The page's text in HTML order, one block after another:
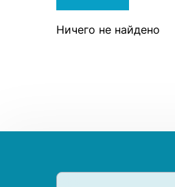
Ничего не найдено